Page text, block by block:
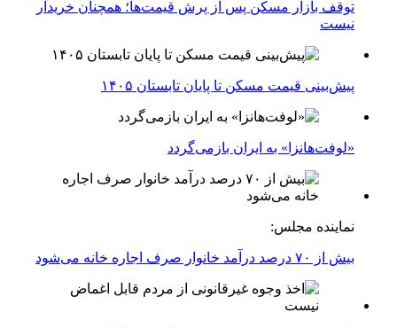
توقف بازار مسکن پس از پرش قیمت‌ها؛ همچنان خریدار
نیست
پیش‌بینی قیمت مسکن تا پایان تابستان ۱۴۰۵
«لوفت‌هانزا» به ایران بازمی‌گردد
نماینده مجلس:
بیش از ۷۰ درصد درآمد خانوار صرف اجاره خانه می‌شود